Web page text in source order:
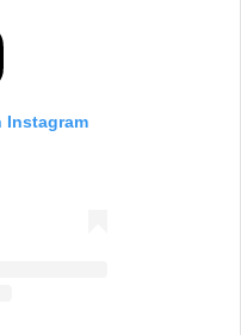
Instagram